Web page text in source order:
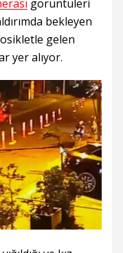
görüntüleri
bekleyen
gelen
yer alıyor.